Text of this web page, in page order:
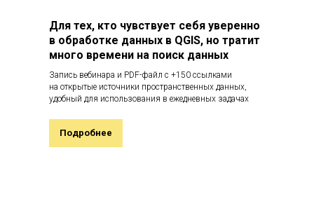
Для тех, кто чувствует себя уверенно
в обработке данных в QGIS, но тратит
много времени на поиск данных
Запись вебинара и PDF-файл с +150 ссылками
на открытые источники пространственных данных,
удобный для использования в ежедневных задачах
Подробнее